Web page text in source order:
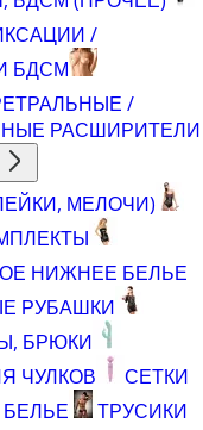
/
БДСМ
/
РАСШИРИТЕЛИ
МЕЛОЧИ)
НИЖНЕЕ БЕЛЬЕ
РУБАШКИ
БРЮКИ
ЧУЛКОВ
СЕТКИ
ТРУСИКИ